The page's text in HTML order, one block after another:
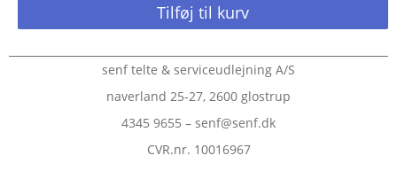
Tilføj til kurv
senf telte & serviceudlejning A/S
naverland 25-27, 2600 glostrup
4345 9655 – senf@senf.dk
CVR.nr. 10016967